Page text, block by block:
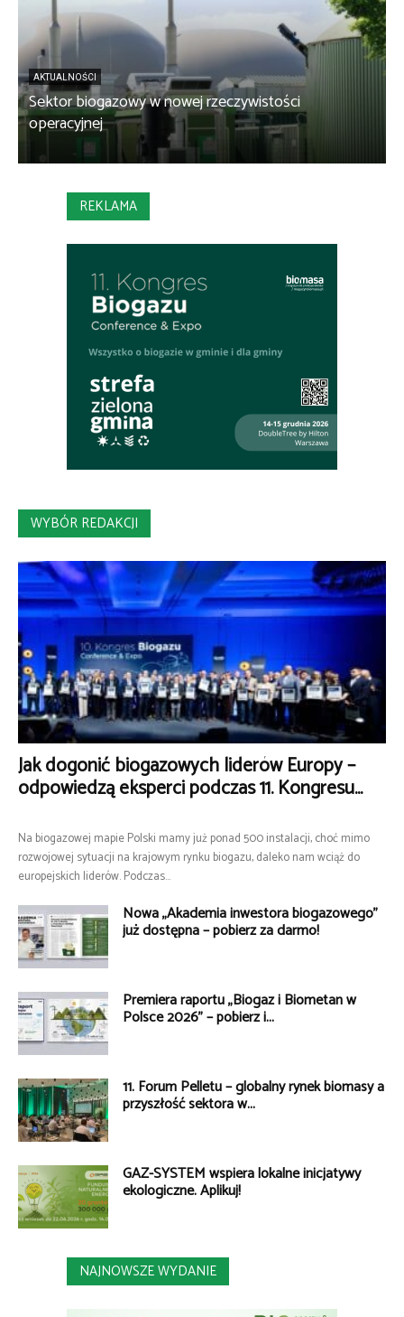
AKTUALNOŚCI
Sektor biogazowy w nowej rzeczywistości
operacyjnej
REKLAMA
WYBÓR REDAKCJI
Jak dogonić biogazowych liderów Europy –
odpowiedzą eksperci podczas 11. Kongresu...
Na biogazowej mapie Polski mamy już ponad 500 instalacji, choć mimo
rozwojowej sytuacji na krajowym rynku biogazu, daleko nam wciąż do
europejskich liderów. Podczas...
Nowa „Akademia inwestora biogazowego”
już dostępna – pobierz za darmo!
Premiera raportu „Biogaz i Biometan w
Polsce 2026” – pobierz i...
11. Forum Pelletu – globalny rynek biomasy a
przyszłość sektora w...
GAZ-SYSTEM wspiera lokalne inicjatywy
ekologiczne. Aplikuj!
NAJNOWSZE WYDANIE